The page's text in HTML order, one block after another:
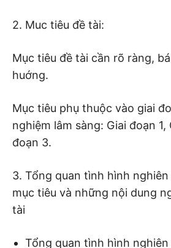
2. Muc tiêu đề tài:
Mục tiêu đề tài cần rõ ràng,
huớng.
Mục tiêu phụ thuộc vào giai
nghiệm lâm sàng: Giai đoạn 1,
đoạn 3.
3. Tổng quan tình hình
mục tiêu và những nội dung
tài
Tổng quan tình hình